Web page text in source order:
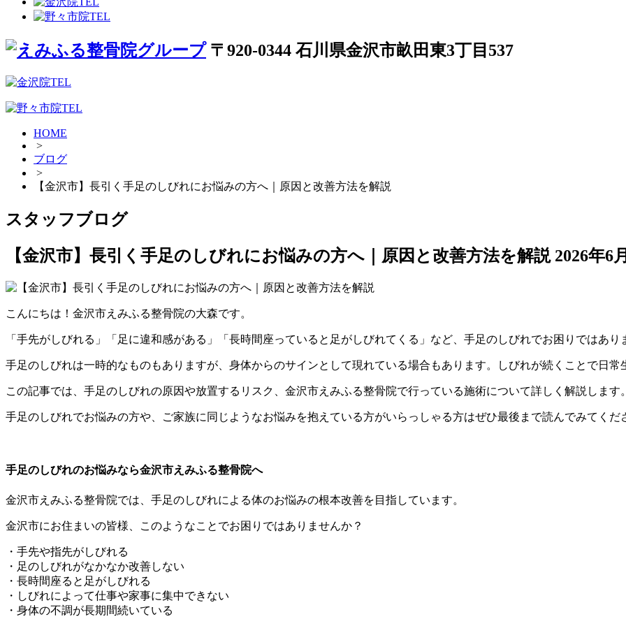
〒920-0344 石川県金沢市畝田東3丁目537
HOME
>
ブログ
>
【金沢市】長引く手足のしびれにお悩みの方へ｜原因と改善方法を解説
スタッフブログ
【金沢市】長引く手足のしびれにお悩みの方へ｜原因と改善方法を解説 2026年6
こんにちは！金沢市えみふる整骨院の大森です。
「手先がしびれる」「足に違和感がある」「長時間座っていると足がしびれてくる」など、手足のしびれでお困りではあり
手足のしびれは一時的なものもありますが、身体からのサインとして現れている場合もあります。しびれが続くことで日
この記事では、手足のしびれの原因や放置するリスク、金沢市えみふる整骨院で行っている施術について詳しく解説します
手足のしびれでお悩みの方や、ご家族に同じようなお悩みを抱えている方がいらっしゃる方はぜひ最後まで読んでみてくだ
手足のしびれのお悩みなら金沢市えみふる整骨院へ
金沢市えみふる整骨院では、手足のしびれによる体のお悩みの根本改善を目指しています。
金沢市にお住まいの皆様、このようなことでお困りではありませんか？
・手先や指先がしびれる
・足のしびれがなかなか改善しない
・長時間座ると足がしびれる
・しびれによって仕事や家事に集中できない
・身体の不調が長期間続いている